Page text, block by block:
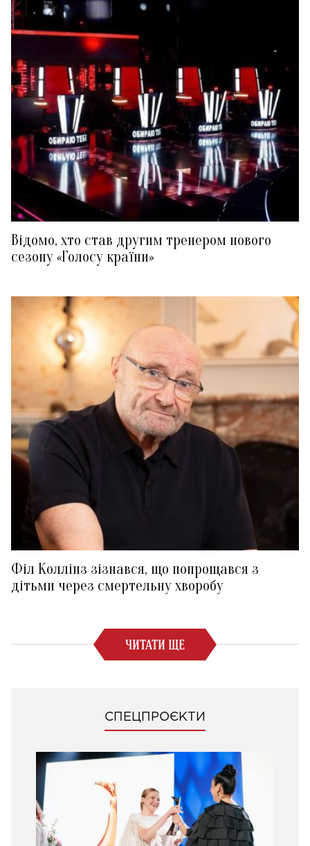
Відомо, хто став другим тренером нового
сезону «Голосу країни»
Філ Коллінз зізнався, що попрощався з
дітьми через смертельну хворобу
ЧИТАТИ ЩЕ
СПЕЦПРОЄКТИ